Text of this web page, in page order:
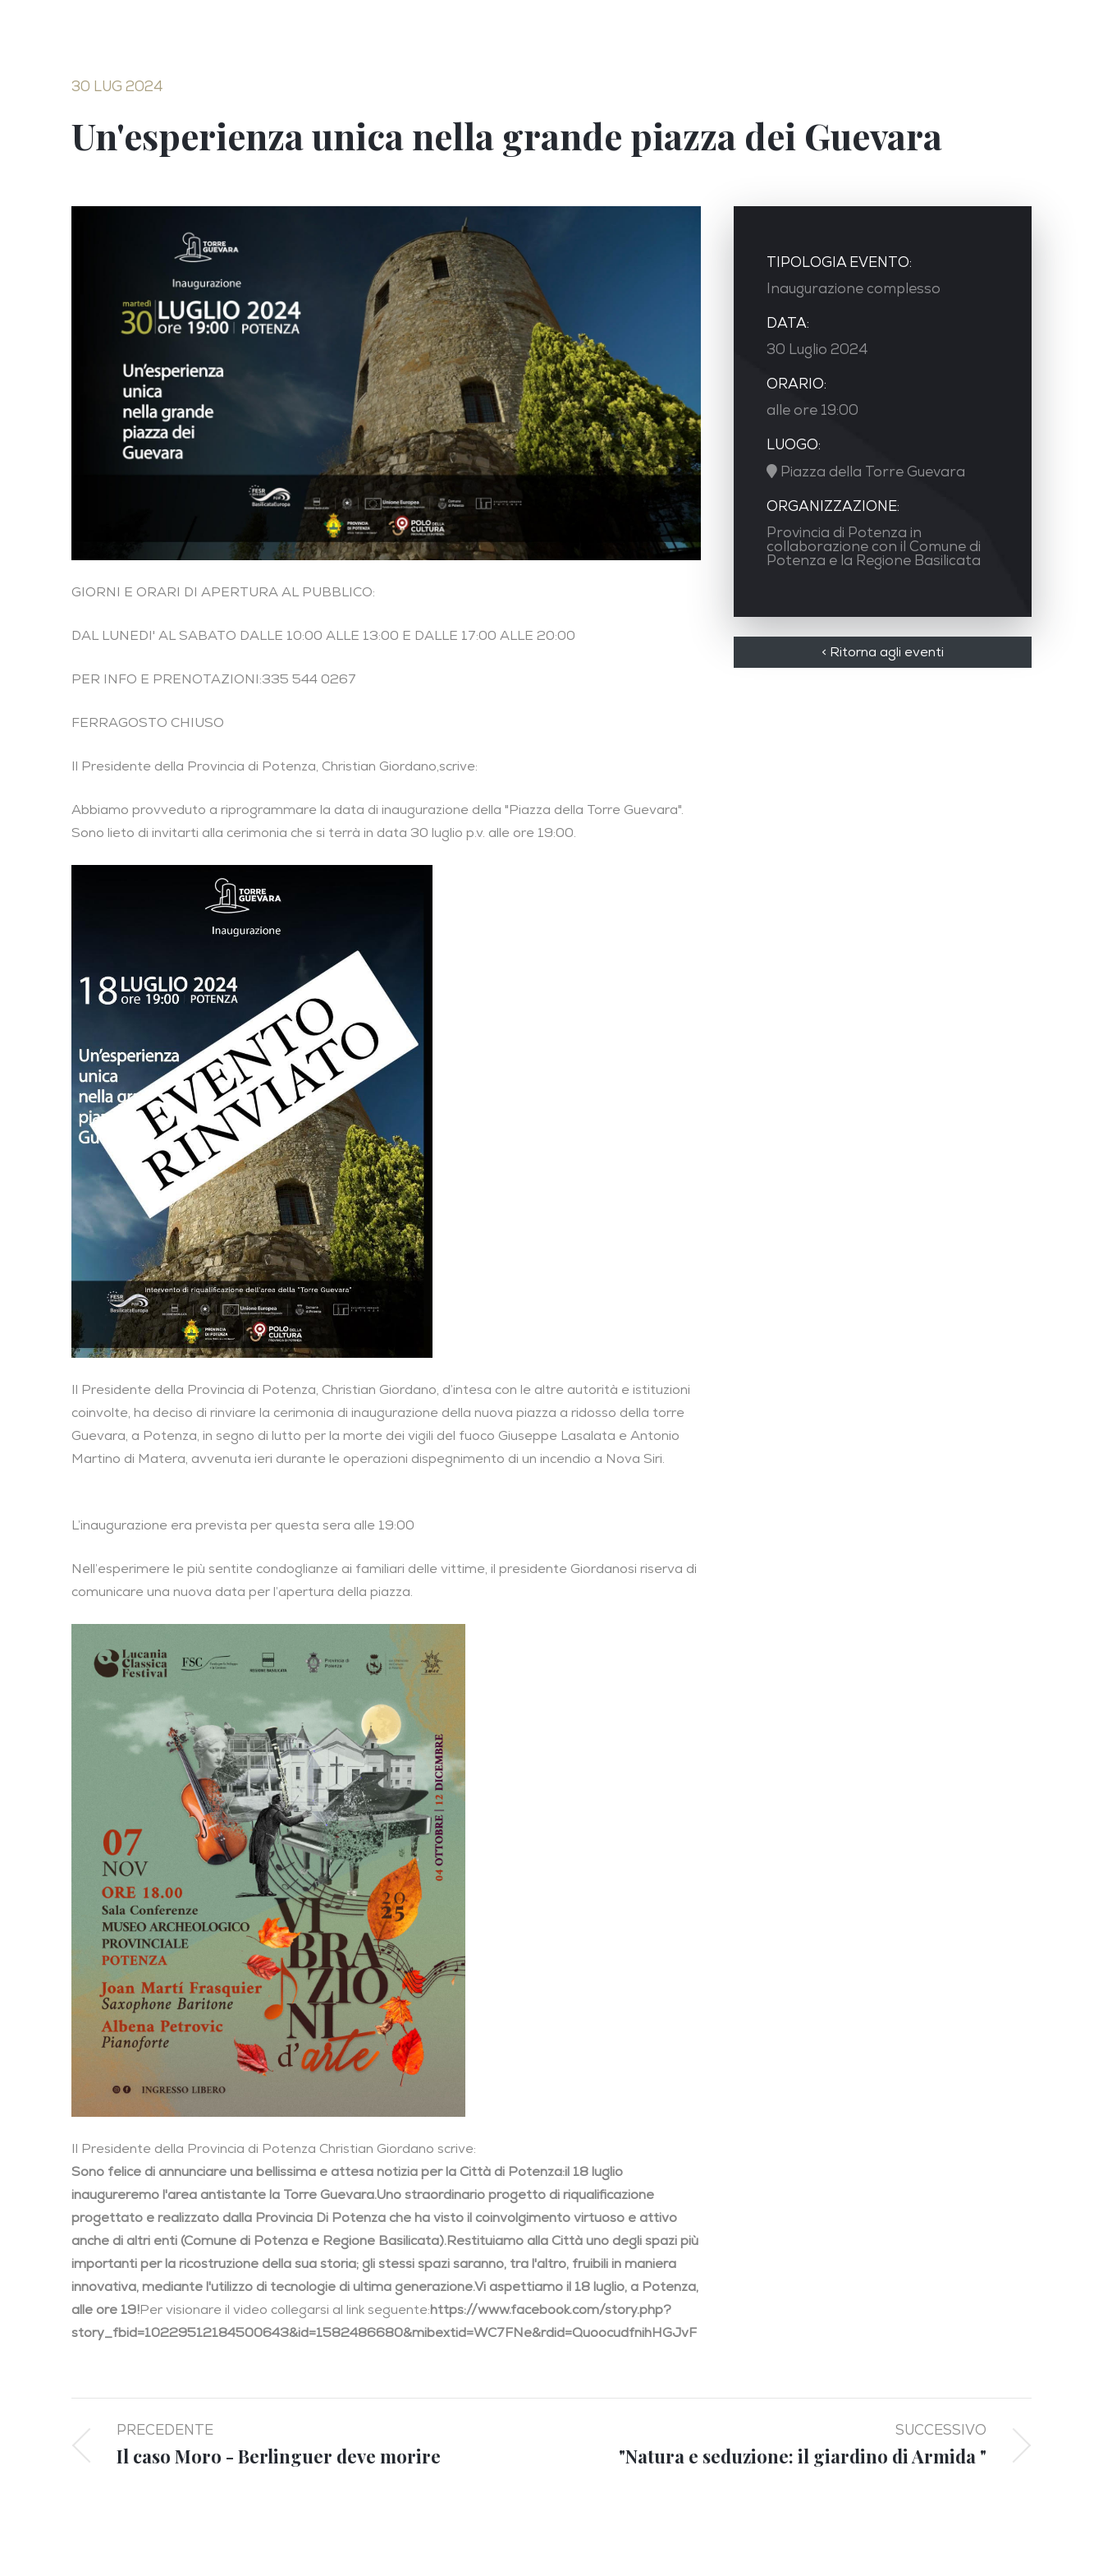
30 LUG 2024
Un'esperienza unica nella grande piazza dei Guevara
GIORNI E ORARI DI APERTURA AL PUBBLICO:
DAL LUNEDI' AL SABATO DALLE 10:00 ALLE 13:00 E DALLE 17:00 ALLE 20:00
PER INFO E PRENOTAZIONI:335 544 0267
FERRAGOSTO CHIUSO
Il Presidente della Provincia di Potenza, Christian Giordano,scrive:
Abbiamo provveduto a riprogrammare la data di inaugurazione della "Piazza della Torre Guevara".
Sono lieto di invitarti alla cerimonia che si terrà in data 30 luglio p.v. alle ore 19:00.
Il Presidente della Provincia di Potenza, Christian Giordano, d’intesa con le altre autorità e istituzioni
coinvolte, ha deciso di rinviare la cerimonia di inaugurazione della nuova piazza a ridosso della torre
Guevara, a Potenza, in segno di lutto per la morte dei vigili del fuoco Giuseppe Lasalata e Antonio
Martino di Matera, avvenuta ieri durante le operazioni dispegnimento di un incendio a Nova Siri.
L’inaugurazione era prevista per questa sera alle 19:00
Nell’esperimere le più sentite condoglianze ai familiari delle vittime, il presidente Giordanosi riserva di
comunicare una nuova data per l’apertura della piazza.
Il Presidente della Provincia di Potenza Christian Giordano scrive:
Sono felice di annunciare una bellissima e attesa notizia per la Città di Potenza:il 18 luglio
inaugureremo l'area antistante la Torre Guevara.Uno straordinario progetto di riqualificazione
progettato e realizzato dalla Provincia Di Potenza che ha visto il coinvolgimento virtuoso e attivo
anche di altri enti (Comune di Potenza e Regione Basilicata).Restituiamo alla Città uno degli spazi più
importanti per la ricostruzione della sua storia; gli stessi spazi saranno, tra l'altro, fruibili in maniera
innovativa, mediante l'utilizzo di tecnologie di ultima generazione.Vi aspettiamo il 18 luglio, a Potenza,
alle ore 19!Per visionare il video collegarsi al link seguente:https://www.facebook.com/story.php?
story_fbid=10229512184500643&id=1582486680&mibextid=WC7FNe&rdid=QuoocudfnihHGJvF
TIPOLOGIA EVENTO:
Inaugurazione complesso
DATA:
30 Luglio 2024
ORARIO:
alle ore 19:00
LUOGO:
Piazza della Torre Guevara
ORGANIZZAZIONE:
Provincia di Potenza in
collaborazione con il Comune di
Potenza e la Regione Basilicata
< Ritorna agli eventi
PRECEDENTE
Il caso Moro - Berlinguer deve morire
SUCCESSIVO
"Natura e seduzione: il giardino di Armida "